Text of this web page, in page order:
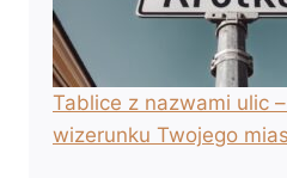
Tablice z nazwami ulic
wizerunku Twojego